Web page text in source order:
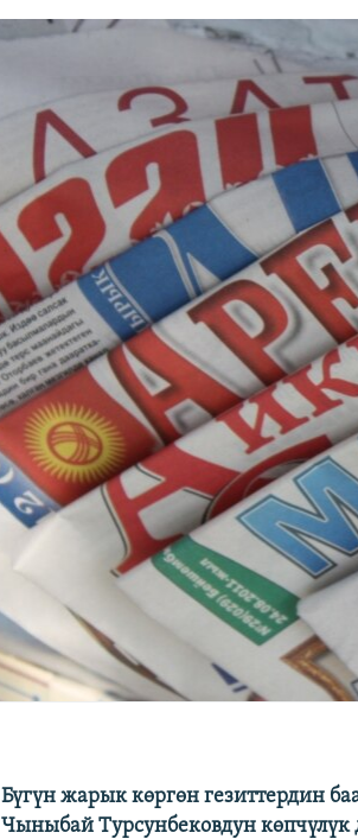
Бүгүн жарык көргөн гезиттердин
Чыныбай Турсунбековдун